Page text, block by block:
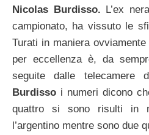
Nicolas Burdisso. L’ex
campionato, ha vissuto le
Turati in maniera
per eccellenza è, da
seguite dalle
Burdisso i numeri dicono
quattro si sono risulti in
l’argentino mentre sono due